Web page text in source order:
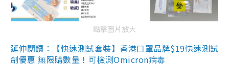
點擊圖片放大
延伸閱讀：【快速測試套裝】香港口罩品牌$19快速測試
劑優惠 無限購數量！可檢測Omicron病毒